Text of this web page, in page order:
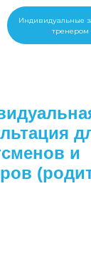
Индивидуальные
тренером
и